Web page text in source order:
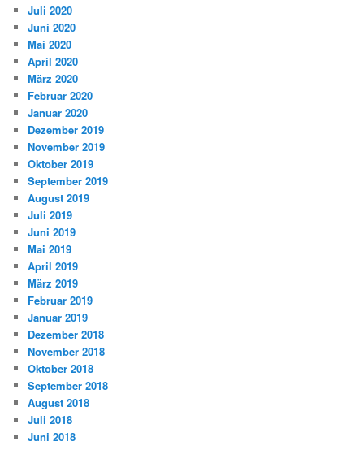
Juli 2020
Juni 2020
Mai 2020
April 2020
März 2020
Februar 2020
Januar 2020
Dezember 2019
November 2019
Oktober 2019
September 2019
August 2019
Juli 2019
Juni 2019
Mai 2019
April 2019
März 2019
Februar 2019
Januar 2019
Dezember 2018
November 2018
Oktober 2018
September 2018
August 2018
Juli 2018
Juni 2018